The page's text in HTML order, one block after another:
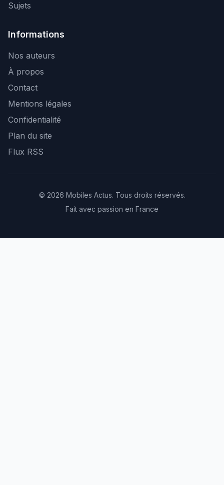
Sujets
Informations
Nos auteurs
À propos
Contact
Mentions légales
Confidentialité
Plan du site
Flux RSS
© 2026 Mobiles Actus. Tous droits réservés.
Fait avec passion en France